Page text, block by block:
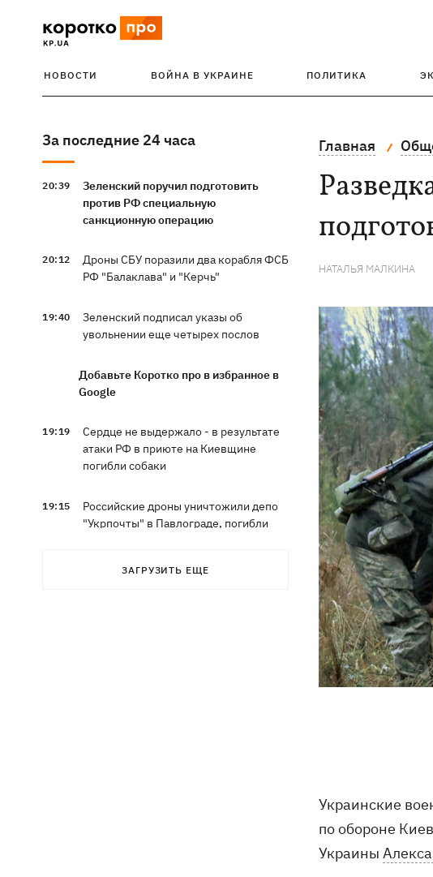
НОВОСТИ ВОЙНА В УКРАИНЕ ПОЛИТИКА
За последние 24 часа
20:39
Зеленский поручил подготовить
против РФ специальную
санкционную операцию
20:12
Дроны СБУ поразили два корабля ФСБ
РФ "Балаклава" и "Керчь"
19:40
Зеленский подписал указы об
увольнении еще четырех послов
Добавьте Коротко про в избранное в
Google
19:19
Сердце не выдержало - в результате
атаки РФ в приюте на Киевщине
погибли собаки
19:15
Российские дроны уничтожили депо
"Укрпочты" в Павлограде, погибли
ЗАГРУЗИТЬ ЕЩЕ
Главная
НАТАЛЬЯ МАЛКИНА
Украинские
по обороне
Украины